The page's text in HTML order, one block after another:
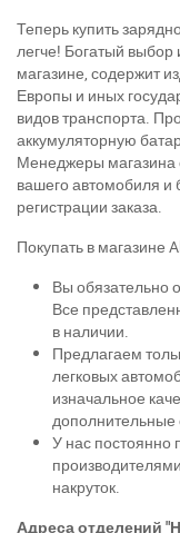
Теперь купить
легче! Богатый
магазине, содержит
Европы и иных
видов транспорта.
аккумуляторную
Менеджеры магазина
вашего автомобиля и
регистрации заказа.
Покупать в магазине
Вы обязательно
Все
в наличии.
Предлагаем
легковых
изначальное
У нас постоянно
накруток.
Адреса отделений